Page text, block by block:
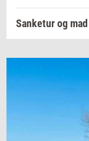
Sanketur og